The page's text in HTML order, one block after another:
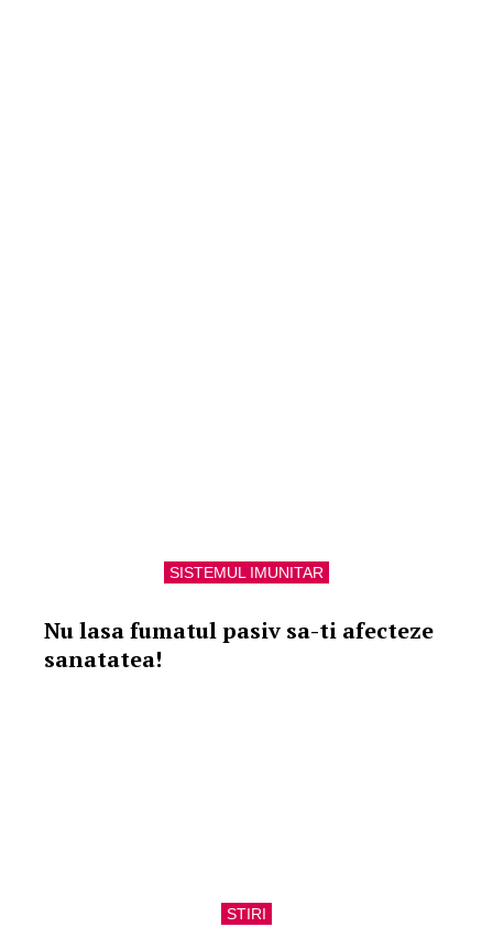
SISTEMUL IMUNITAR
Nu lasa fumatul pasiv sa-ti afecteze
sanatatea!
STIRI